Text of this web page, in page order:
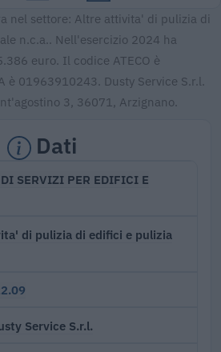
nel settore: Altre attivita' di pulizia di
n.c.a.. Nell'esercizio 2024 ha
euro. Il codice ATECO è
è 01963910243. Dusty Service S.r.l.
3, 36071, Arzignano.
Dati
SERVIZI PER EDIFICI E
di pulizia di edifici e pulizia
Service S.r.l.